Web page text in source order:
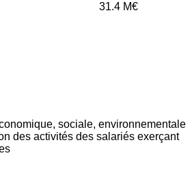
31.4 M€
sociale, environnementale
des activités des salariés exerçant